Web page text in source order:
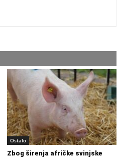
Ostalo
Zbog širenja afričke svinjske